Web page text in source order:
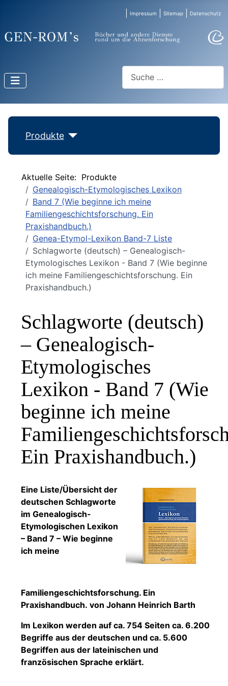
Impressum Sitemap Datenschutz
Produkte
Aktuelle Seite: Produkte
Genealogisch-Etymologisches Lexikon
Band 7 (Wie beginne ich meine
Familiengeschichtsforschung. Ein
Praxishandbuch.)
Genea-Etymol-Lexikon Band-7 Liste
Schlagworte (deutsch) – Genealogisch-
Etymologisches Lexikon - Band 7 (Wie beginne
ich meine Familiengeschichtsforschung. Ein
Praxishandbuch.)
Schlagworte (deutsch)
– Genealogisch-
Etymologisches
Lexikon - Band 7 (Wie
beginne ich meine
Ein Praxishandbuch.)
Eine Liste/Übersicht der
deutschen Schlagworte
im Genealogisch-
Etymologischen Lexikon
– Band 7 – Wie beginne
ich meine
Familiengeschichtsforschung. Ein
Praxishandbuch. von Johann Heinrich Barth
Im Lexikon werden auf ca. 754 Seiten ca. 6.200
Begriffe aus der deutschen und ca. 5.600
Begriffen aus der lateinischen und
französischen Sprache erklärt.